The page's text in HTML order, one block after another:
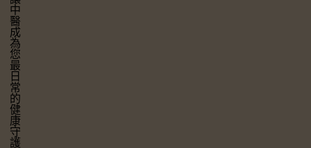
讓中醫成為您最日常的健康守護。